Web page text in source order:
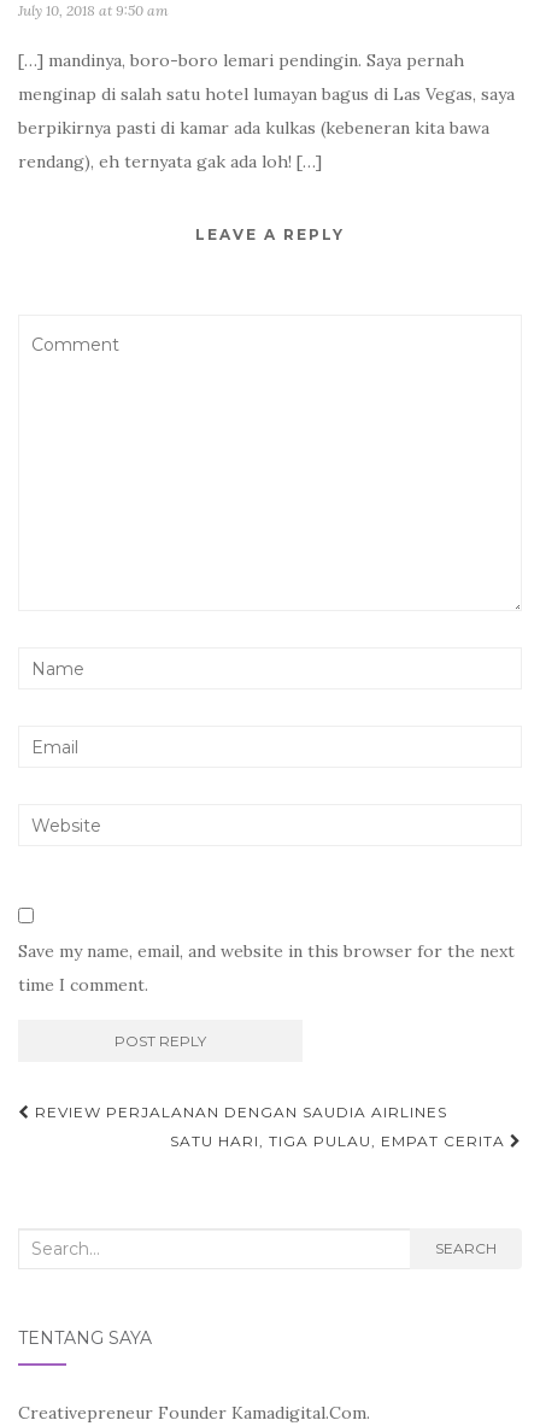
July 10, 2018 at 9:50 am
[…] mandinya, boro-boro lemari pendingin. Saya pernah
menginap di salah satu hotel lumayan bagus di Las Vegas, saya
berpikirnya pasti di kamar ada kulkas (kebeneran kita bawa
rendang), eh ternyata gak ada loh! […]
LEAVE A REPLY
Save my name, email, and website in this browser for the next
time I comment.
Post
navigation
REVIEW PERJALANAN DENGAN SAUDIA AIRLINES
SATU HARI, TIGA PULAU, EMPAT CERITA
Search
SEARCH
TENTANG SAYA
Creativepreneur Founder Kamadigital.Com.